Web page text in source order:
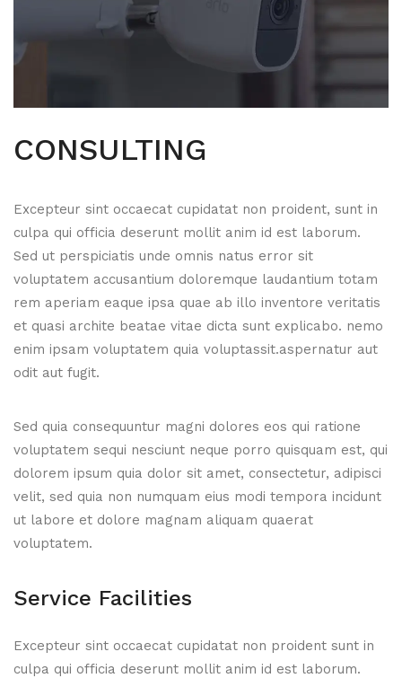
CONSULTING
Excepteur sint occaecat cupidatat non proident, sunt in
culpa qui officia deserunt mollit anim id est laborum.
Sed ut perspiciatis unde omnis natus error sit
voluptatem accusantium doloremque laudantium totam
rem aperiam eaque ipsa quae ab illo inventore veritatis
et quasi archite beatae vitae dicta sunt explicabo. nemo
enim ipsam voluptatem quia voluptassit.aspernatur aut
odit aut fugit.
Sed quia consequuntur magni dolores eos qui ratione
voluptatem sequi nesciunt neque porro quisquam est, qui
dolorem ipsum quia dolor sit amet, consectetur, adipisci
velit, sed quia non numquam eius modi tempora incidunt
ut labore et dolore magnam aliquam quaerat
voluptatem.
Service Facilities
Excepteur sint occaecat cupidatat non proident sunt in
culpa qui officia deserunt mollit anim id est laborum.